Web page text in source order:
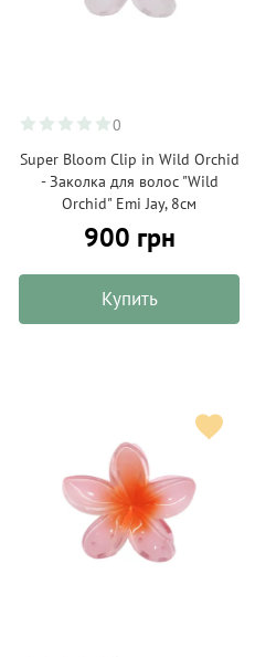
0
Super Bloom Clip in Wild Orchid
- Заколка для волос "Wild
Orchid" Emi Jay, 8см
900 грн
Купить